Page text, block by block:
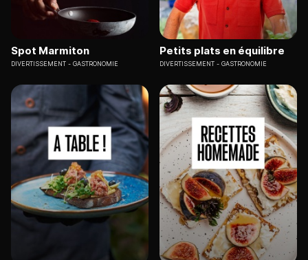
Spot Marmiton
DIVERTISSEMENT GASTRONOMIE
Petits plats en équilibre
DIVERTISSEMENT GASTRONOMIE